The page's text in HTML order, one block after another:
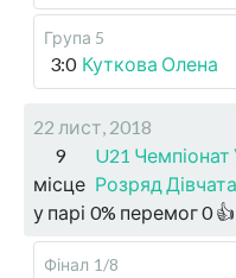
Група 5
3:0 Куткова Олена
22 лист, 2018
9
місце
U21
Розряд
у парі 0% перемог0👍
Фінал 1/8